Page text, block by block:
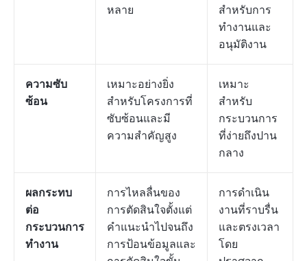
หลาย
สำหรับการ
ทำงานและ
อนุมัติงาน
ความซับ
ซ้อน
เหมาะอย่างยิ่ง
สำหรับโครงการที่
ซับซ้อนและมี
ความสำคัญสูง
เหมาะ
สำหรับ
กระบวนการ
ที่ง่ายถึงปาน
กลาง
ผลกระทบ
ต่อ
กระบวนการ
ทำงาน
การไหลลื่นของ
การตัดสินใจตั้งแต่
คำแนะนำไปจนถึง
การป้อนข้อมูลและ
การดำเนิน
งานที่ราบรื่น
และตรงเวลา
โดย